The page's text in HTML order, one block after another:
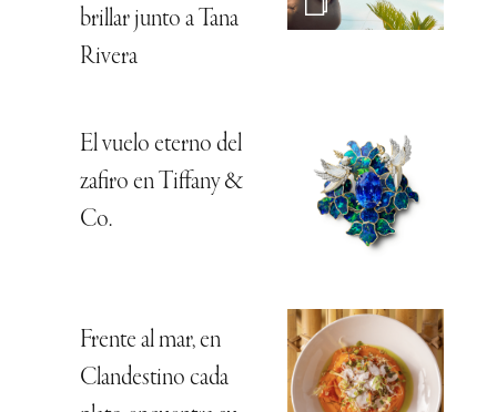
brillar junto a Tana
Rivera
El vuelo eterno del
zafiro en Tiffany &
Co.
Frente al mar, en
Clandestino cada